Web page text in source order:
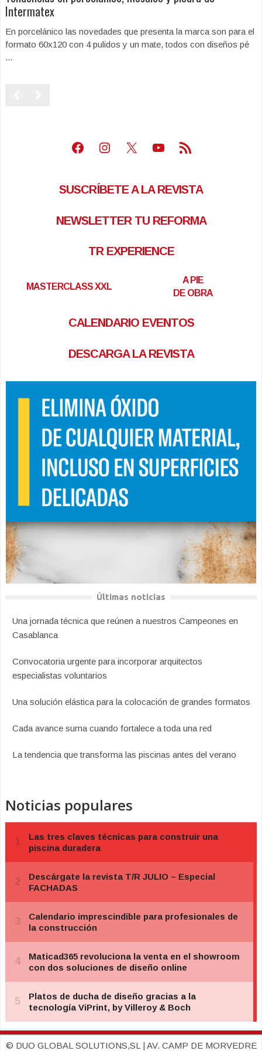
Intermatex
En porcelánico las novedades que presenta la marca son para el
formato 60x120 con 4 pulidos y un mate, todos con diseños pé
...
Facebook
Instagram
X Youtube
Feed RSS
SUSCRÍBETE A LA REVISTA
NEWSLETTER TU REFORMA
TR EXPERIENCE
MASTERCLASS XXL
A PIE
DE OBRA
CALENDARIO EVENTOS
DESCARGA LA REVISTA
Últimas noticias
Una jornada técnica que reúnen a nuestros Campeones en
Casablanca
Convocatoria urgente para incorporar arquitectos
especialistas voluntarios
Una solución elástica para la colocación de grandes formatos
Cada avance suma cuando fortalece a toda una red
La tendencia que transforma las piscinas antes del verano
Noticias populares
© DUO GLOBAL SOLUTIONS,SL | AV. CAMP DE MORVEDRE